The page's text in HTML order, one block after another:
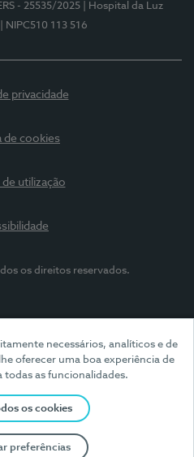
necessários, analíticos e de
oferecer uma boa experiência de
todas as funcionalidades.
os cookies
preferências
- 25535/2025
| Hospital da Luz
| NIPC510 113 516
privacidade
de cookies
de utilização
os direitos reservados.